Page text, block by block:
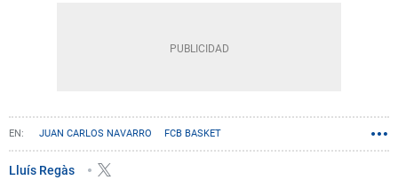
JUAN CARLOS NAVARRO FCB BASKET
Lluís Regàs